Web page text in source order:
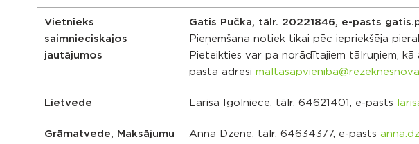
Vietnieks
saimnieciskajos
jautājumos
Gatis Pučka, tālr. 20221846, e-pasts
Pieņemšana notiek tikai pēc iepriekšēja
Pieteikties var pa norādītajiem tālruņiem,
pasta adresi
Lietvede Larisa Igolniece, tālr. 64621401, e-pasts
Grāmatvede, Maksājumu
Anna Dzene, tālr. 64634377, e-pasts